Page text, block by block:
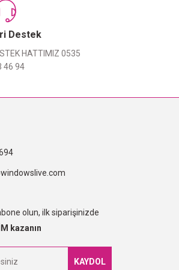
Destek
HATTIMIZ 0535
46 94
olun, ilk siparişinizde
kazanın
KAYDOL